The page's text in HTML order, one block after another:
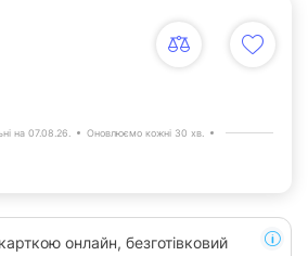
на 07.08.26. Оновлюємо кожні 30 хв.
онлайн, безготівковий